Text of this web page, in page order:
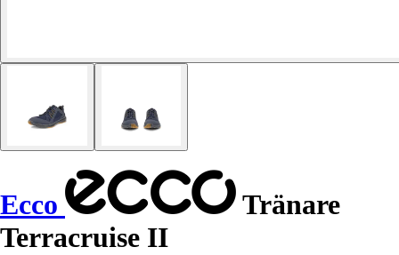
Ecco
Tränare
Terracruise II